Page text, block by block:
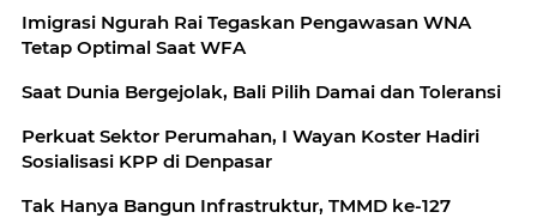
Imigrasi Ngurah Rai Tegaskan Pengawasan WNA
Tetap Optimal Saat WFA
Saat Dunia Bergejolak, Bali Pilih Damai dan Toleransi
Perkuat Sektor Perumahan, I Wayan Koster Hadiri
Sosialisasi KPP di Denpasar
Tak Hanya Bangun Infrastruktur, TMMD ke-127